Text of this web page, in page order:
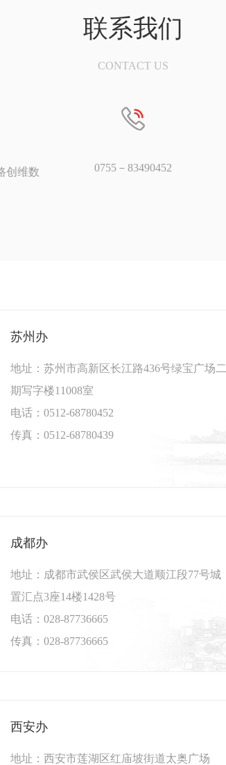
联系我们
CONTACT US
创维数
0755－83490452
苏州办
地址：苏州市高新区长江路436号绿宝广场二
期写字楼11008室
电话：0512-68780452
传真：0512-68780439
成都办
地址： 成都市武侯区武侯大道顺江段77号城
置汇点3座14楼1428号
电话：028-87736665
传真：028-87736665
西安办
地址：西安市莲湖区红庙坡街道太奥广场